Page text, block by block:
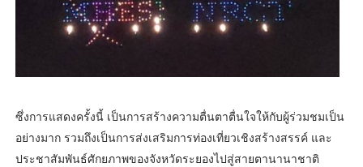
ซึ่งการแสดงครั้งนี้ เป็นการสร้างความตื่นตาตื่นใจให้กับผู้ร่วมชมเป็น
อย่างมาก รวมถึงเป็นการส่งเสริมการท่องเที่ยวเชิงสร้างสรรค์ และ
ประชาสัมพันธ์ศักยภาพของจังหวัดระยองไปสู่สายตานานาชาติ